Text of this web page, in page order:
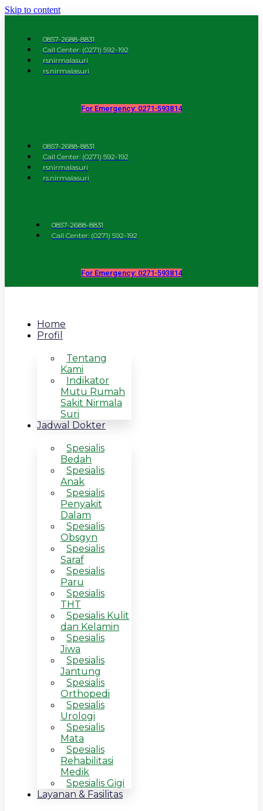
Skip to content
0857-2688-8831
Call Center: (0271) 592-192
rsnirmalasuri
rs.nirmalasuri
For Emergency: 0271-593814
0857-2688-8831
Call Center: (0271) 592-192
rsnirmalasuri
rs.nirmalasuri
0857-2688-8831
Call Center: (0271) 592-192
For Emergency: 0271-593814
Home
Profil
Tentang
Kami
Indikator
Mutu Rumah
Sakit Nirmala
Suri
Jadwal Dokter
Spesialis
Bedah
Spesialis
Anak
Spesialis
Penyakit
Dalam
Spesialis
Obsgyn
Spesialis
Saraf
Spesialis
Paru
Spesialis
THT
Spesialis Kulit
dan Kelamin
Spesialis
Jiwa
Spesialis
Jantung
Spesialis
Orthopedi
Spesialis
Urologi
Spesialis
Mata
Spesialis
Rehabilitasi
Medik
Spesialis Gigi
Layanan & Fasilitas